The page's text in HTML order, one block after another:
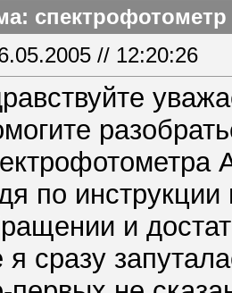
спектрофотометр
// 12:20:26
по
и
я сразу